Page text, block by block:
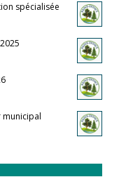
spécialisée
municipal